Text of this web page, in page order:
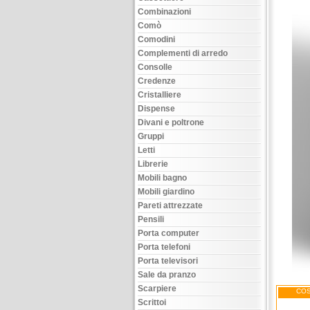
Combinazioni
Comò
Comodini
Complementi di arredo
Consolle
Credenze
Cristalliere
Dispense
Divani e poltrone
Gruppi
Letti
Librerie
Mobili bagno
Mobili giardino
Pareti attrezzate
Pensili
Porta computer
Porta telefoni
Porta televisori
Sale da pranzo
Scarpiere
Scrittoi